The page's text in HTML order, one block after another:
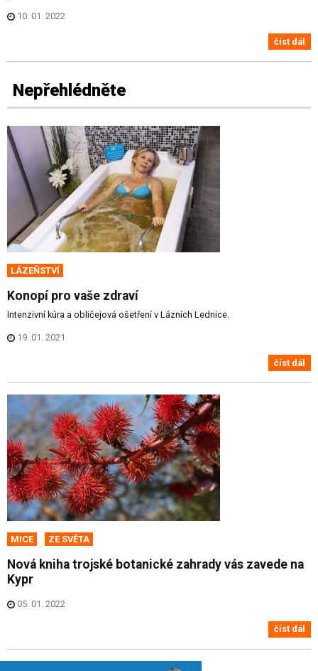
10. 01. 2022
číst dál
Nepřehlédněte
LÁZEŇSTVÍ
Konopí pro vaše zdraví
Intenzivní kúra a obličejová ošetření v Lázních Lednice.
19. 01. 2021
číst dál
MICE ZE SVĚTA
Nová kniha trojské botanické zahrady vás zavede na
Kypr
05. 01. 2022
číst dál